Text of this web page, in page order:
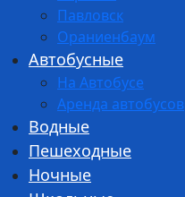
Павловск
Ораниенбаум
Автобусные
На Автобусе
Аренда автобусов
Водные
Пешеходные
Ночные